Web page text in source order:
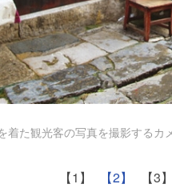
着た観光客の写真を撮影する
【1】 【2】 【3】